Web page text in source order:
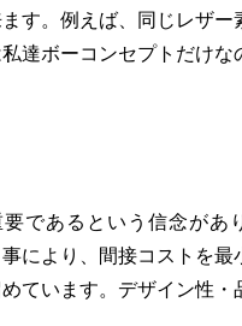
す。例えば、同じレザー
達ボーコンセプトだけな
であるという信念があ
により、間接コストを最
ています。デザイン性・